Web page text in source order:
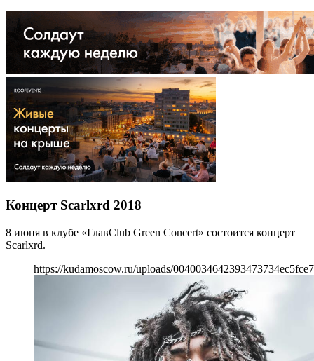
Концерт Scarlxrd 2018
8 июня в клубе «ГлавClub Green Concert» состоится концерт
Scarlxrd.
https://kudamoscow.ru/uploads/